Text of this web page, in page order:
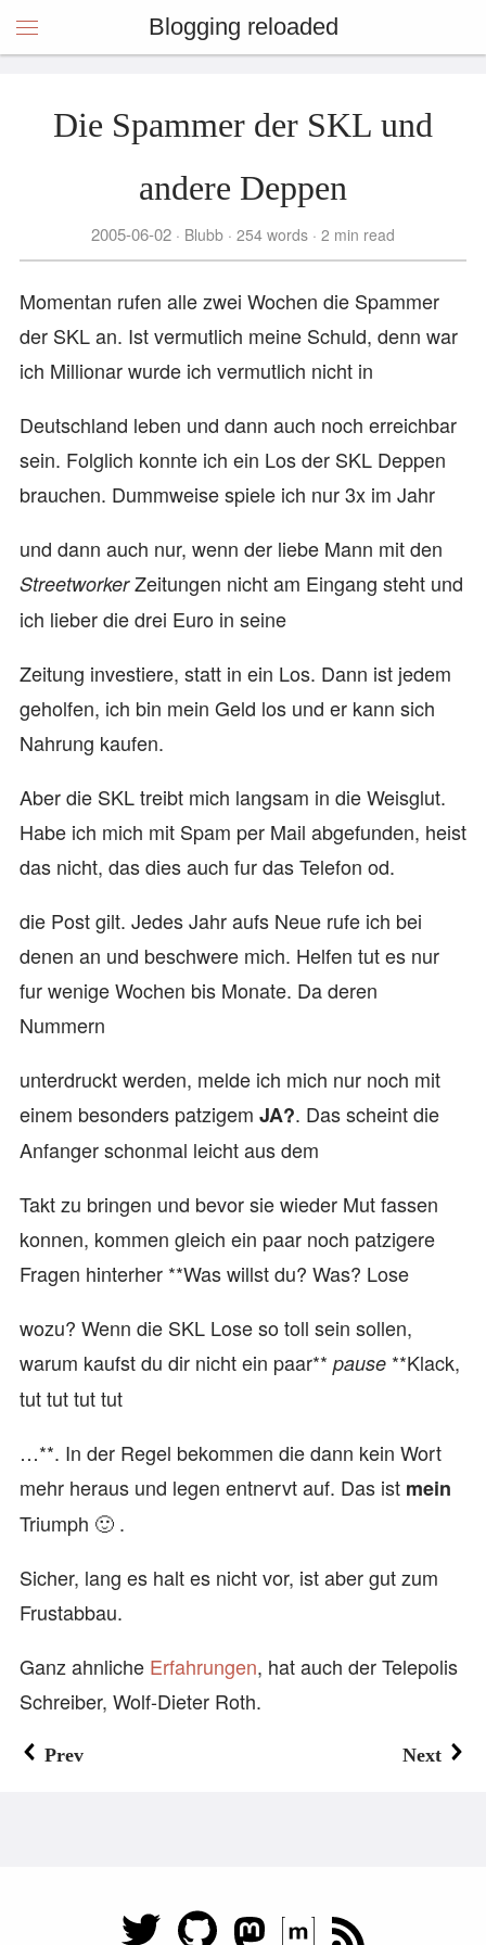
Blogging reloaded
Die Spammer der SKL und
andere Deppen
2005-06-02 Blubb 254 words 2 min read
Momentan rufen alle zwei Wochen die Spammer
der SKL an. Ist vermutlich meine Schuld, denn war
ich Millionar wurde ich vermutlich nicht in
Deutschland leben und dann auch noch erreichbar
sein. Folglich konnte ich ein Los der SKL Deppen
brauchen. Dummweise spiele ich nur 3x im Jahr
und dann auch nur, wenn der liebe Mann mit den
StreetworkerZeitungen nicht am Eingang steht und
ich lieber die drei Euro in seine
Zeitung investiere, statt in ein Los. Dann ist jedem
geholfen, ich bin mein Geld los und er kann sich
Nahrung kaufen.
Aber die SKL treibt mich langsam in die Weisglut.
Habe ich mich mit Spam per Mail abgefunden, heist
das nicht, das dies auch fur das Telefon od.
die Post gilt. Jedes Jahr aufs Neue rufe ich bei
denen an und beschwere mich. Helfen tut es nur
fur wenige Wochen bis Monate. Da deren
Nummern
unterdruckt werden, melde ich mich nur noch mit
einem besonders patzigem JA?. Das scheint die
Anfanger schonmal leicht aus dem
Takt zu bringen und bevor sie wieder Mut fassen
konnen, kommen gleich ein paar noch patzigere
Fragen hinterher **Was willst du? Was? Lose
wozu? Wenn die SKL Lose so toll sein sollen,
warum kaufst du dir nicht ein paar** pause **Klack,
tut tut tut tut
…**. In der Regel bekommen die dann kein Wort
mehr heraus und legen entnervt auf. Das ist mein
Triumph 🙂 .
Sicher, lang es halt es nicht vor, ist aber gut zum
Frustabbau.
Ganz ahnliche Erfahrungen, hat auch der Telepolis
Schreiber, Wolf-Dieter Roth.
Prev Next